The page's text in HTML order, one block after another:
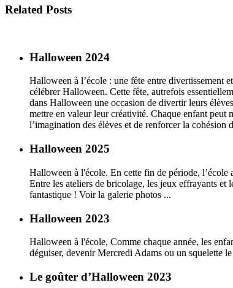
Related Posts
Halloween 2024
Halloween à l’école : une fête entre divertissement
célébrer Halloween. Cette fête, autrefois
dans Halloween une occasion de divertir leurs
mettre en valeur leur créativité. Chaque enfant peut
l’imagination des élèves et de renforcer la cohésion
Halloween 2025
Halloween à l'école. En cette fin de période, l’école
Entre les ateliers de bricolage, les jeux effrayants et
fantastique ! Voir la galerie photos ...
Halloween 2023
Halloween à l'école, Comme chaque année, les
déguiser, devenir Mercredi Adams ou un squelette
Le goûter d’Halloween 2023